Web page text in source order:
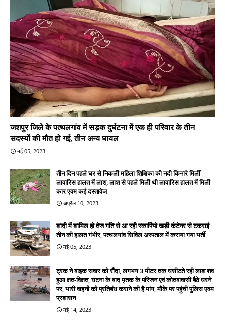
जशपुर जिले के पत्थलगांव में सड़क दुर्घटना में एक ही परिवार के तीन
सदस्यों की मौत हो गई, तीन अन्य घायल
मई 05, 2023
तीन दिन पहले घर से निकली महिला शिक्षिका की नदी किनारे मिलीं
लावारिस हालत में लाश, लाश से पहले मिली थी लावारिस हालत में मिली
कार एवम कई दस्तावेज
अप्रैल 10, 2023
शादी में शामिल हो तेज गति से आ रही स्कार्पियो खड़ी कंटेनर से टकराई
तीन की हालत गंभीर, पत्थलगांव सिविल अस्पताल में कराया गया भर्ती
मई 05, 2023
ट्रक ने बाइक सवार को रौंदा, लगभग 3 मीटर तक घसीटते रही लाश शव
हुआ क्षत-विक्षत, घटना के बाद मृतक के परिजन एवं कोतबावासी बैठे धरने
पर, भारी वाहनों को प्रतिबंध कराने की है मांग, मौके पर पहुंची पुलिस एवम
प्रशासन
मई 14, 2023